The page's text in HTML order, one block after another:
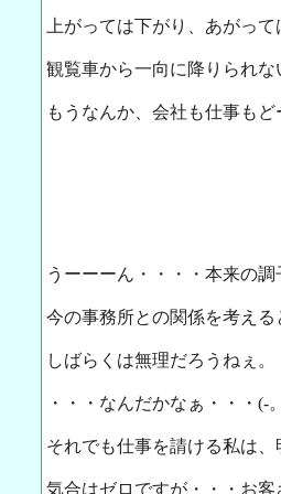
上がっては下がり、あがっ
観覧車から一向に降りられな
もうなんか、会社も仕事も
うーーーん・・・・本来の
今の事務所との関係を考える
しばらくは無理だろうねぇ。
・・・なんだかなぁ・・・(-
それでも仕事を請ける私は
気合はゼロですが・・・お